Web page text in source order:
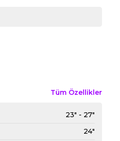
Tüm Özellikler
23" - 27"
24"